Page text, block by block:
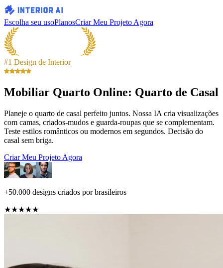
Escolha seu usoPlanosCriar Meu Projeto Agora
#1 Design de Interior
Mobiliar Quarto Online: Quarto de Casal
Planeje o quarto de casal perfeito juntos. Nossa IA cria visualizações
com camas, criados-mudos e guarda-roupas que se complementam.
Teste estilos românticos ou modernos em segundos. Decisão do
casal sem briga.
Criar Meu Projeto Agora
+50.000 designs criados por brasileiros
★★★★★